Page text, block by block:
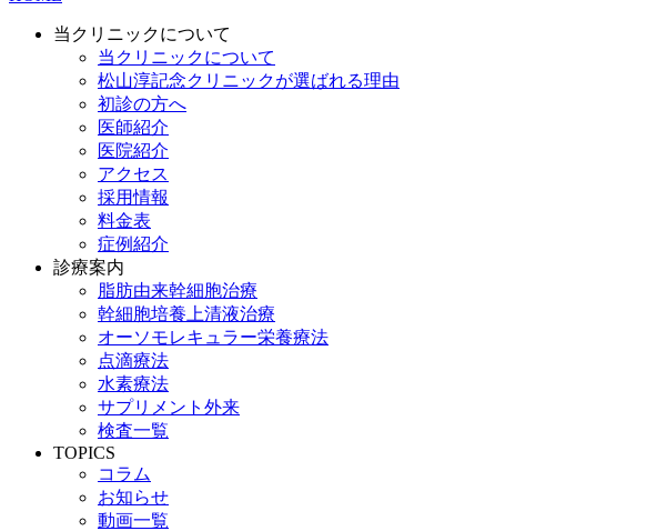
当クリニックについて
当クリニックについて
松山淳記念クリニックが選ばれる理由
初診の方へ
医師紹介
医院紹介
アクセス
採用情報
料金表
症例紹介
診療案内
脂肪由来幹細胞治療
幹細胞培養上清液治療
オーソモレキュラー栄養療法
点滴療法
水素療法
サプリメント外来
検査一覧
TOPICS
コラム
お知らせ
動画一覧